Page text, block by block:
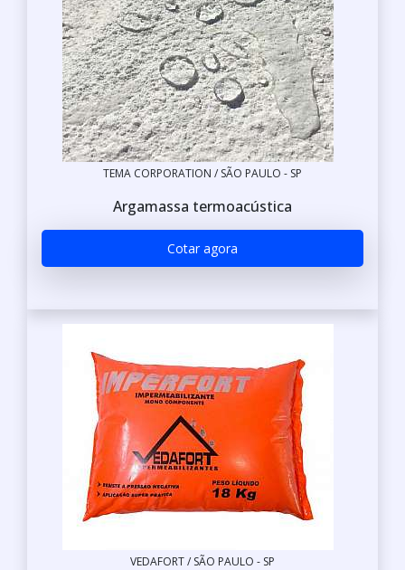
TEMA CORPORATION / SÃO PAULO - SP
Argamassa termoacústica
Cotar agora
VEDAFORT / SÃO PAULO - SP